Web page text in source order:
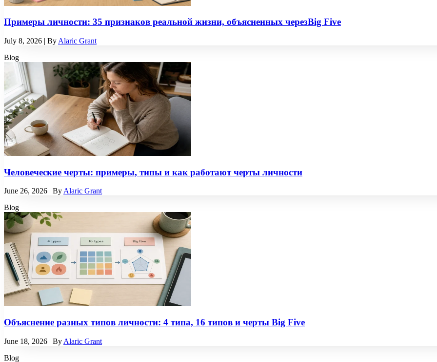
Примеры личности: 35 признаков реальной жизни, объясненных черезBig Five
July 8, 2026 | By Alaric Grant
Blog
Человеческие черты: примеры, типы и как работают черты личности
June 26, 2026 | ByAlaric Grant
Blog
Объяснение разных типов личности: 4 типа, 16 типов и черты Big Five
June 18, 2026 | By Alaric Grant
Blog